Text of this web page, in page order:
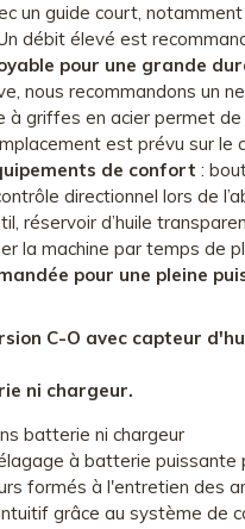
un guide court,
débit élevé est
pour une grande
nous recommandons un
à griffes en acier permet
est prévu sur le
de confort :
directionnel lors de
réservoir d’huile
la machine par temps de
pour une pleine
C-O avec capteur
ni chargeur.
batterie ni chargeur
à batterie puissante
formés à l'entretien des
grâce au système de